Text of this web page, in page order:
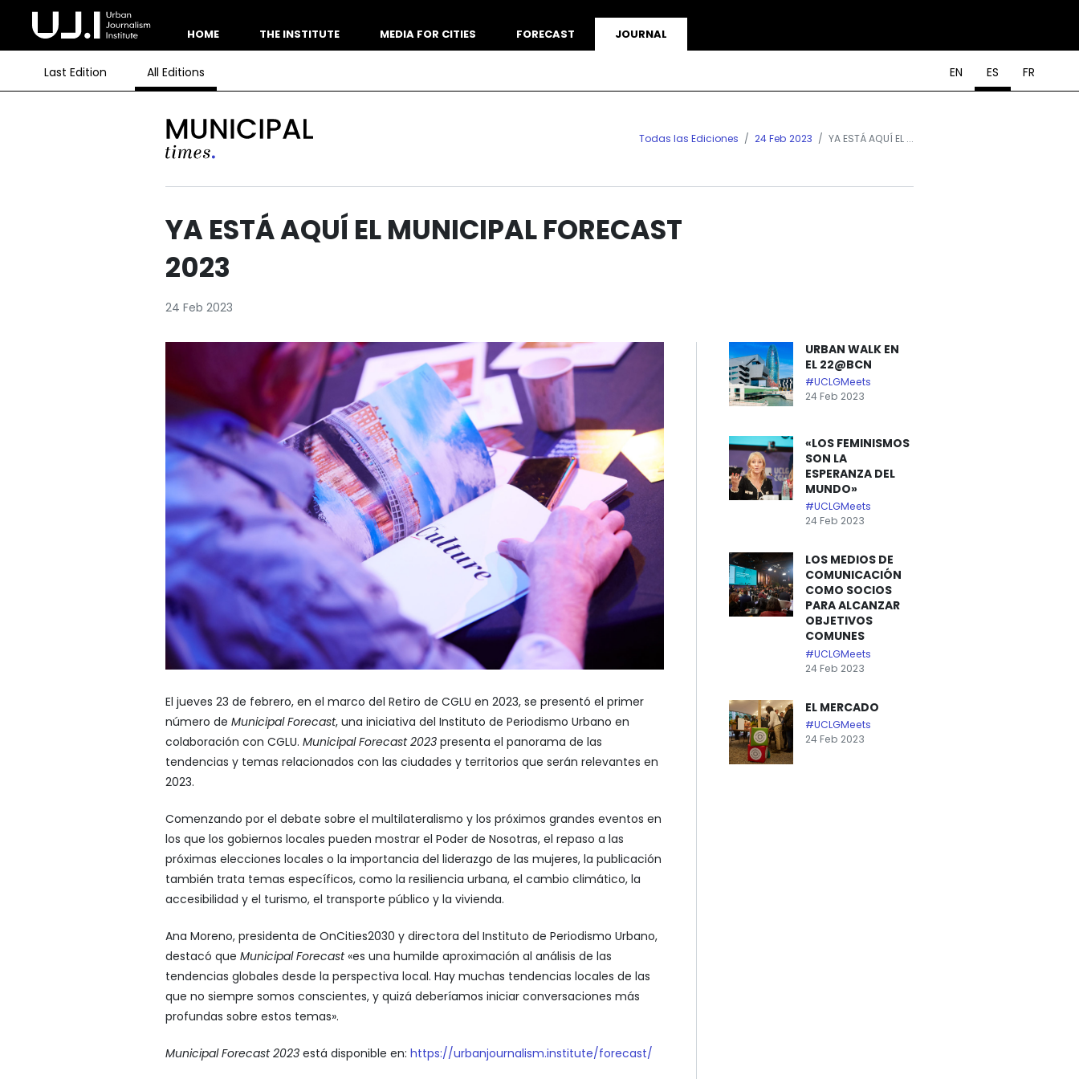
HOME THE INSTITUTE MEDIA FOR CITIES FORECAST JOURNAL
Last Edition All Editions EN ES FR
Todas las Ediciones 24 Feb 2023 YA ESTÁ AQUÍ EL ...
YA ESTÁ AQUÍ EL MUNICIPAL FORECAST
2023
24 Feb 2023
El jueves 23 de febrero, en el marco del Retiro de CGLU en 2023, se presentó el primer
número de Municipal Forecast, una iniciativa del Instituto de Periodismo Urbano en
colaboración con CGLU. Municipal Forecast 2023 presenta el panorama de las
tendencias y temas relacionados con las ciudades y territorios que serán relevantes en
2023.
Comenzando por el debate sobre el multilateralismo y los próximos grandes eventos en
los que los gobiernos locales pueden mostrar el Poder de Nosotras, el repaso a las
próximas elecciones locales o la importancia del liderazgo de las mujeres, la publicación
también trata temas específicos, como la resiliencia urbana, el cambio climático, la
accesibilidad y el turismo, el transporte público y la vivienda.
Ana Moreno, presidenta de OnCities2030 y directora del Instituto de Periodismo Urbano,
destacó que Municipal Forecast«es una humilde aproximación al análisis de las
tendencias globales desde la perspectiva local. Hay muchas tendencias locales de las
que no siempre somos conscientes, y quizá deberíamos iniciar conversaciones más
profundas sobre estos temas».
Municipal Forecast 2023 está disponible en: https://urbanjournalism.institute/forecast/
URBAN WALK EN
EL 22@BCN
#UCLGMeets
24 Feb 2023
«LOS FEMINISMOS
SON LA
ESPERANZA DEL
MUNDO»
#UCLGMeets
24 Feb 2023
LOS MEDIOS DE
COMUNICACIÓN
COMO SOCIOS
PARA ALCANZAR
OBJETIVOS
COMUNES
#UCLGMeets
24 Feb 2023
EL MERCADO
#UCLGMeets
24 Feb 2023